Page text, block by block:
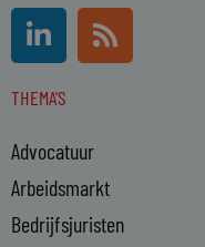
L
i
n
k
d
i
n
R
s
s
THEMA'S
Advocatuur
Arbeidsmarkt
Bedrijfsjuristen